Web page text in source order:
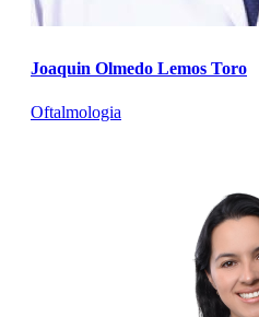
Joaquin Olmedo Lemos Toro
Oftalmologia